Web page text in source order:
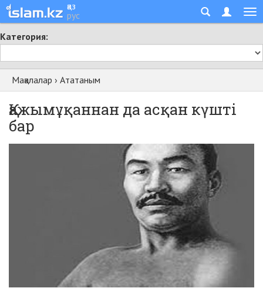
қаз
рус
Категория:
Мақалалар › Ататаным
Қажымұқаннан да асқан күшті
бар